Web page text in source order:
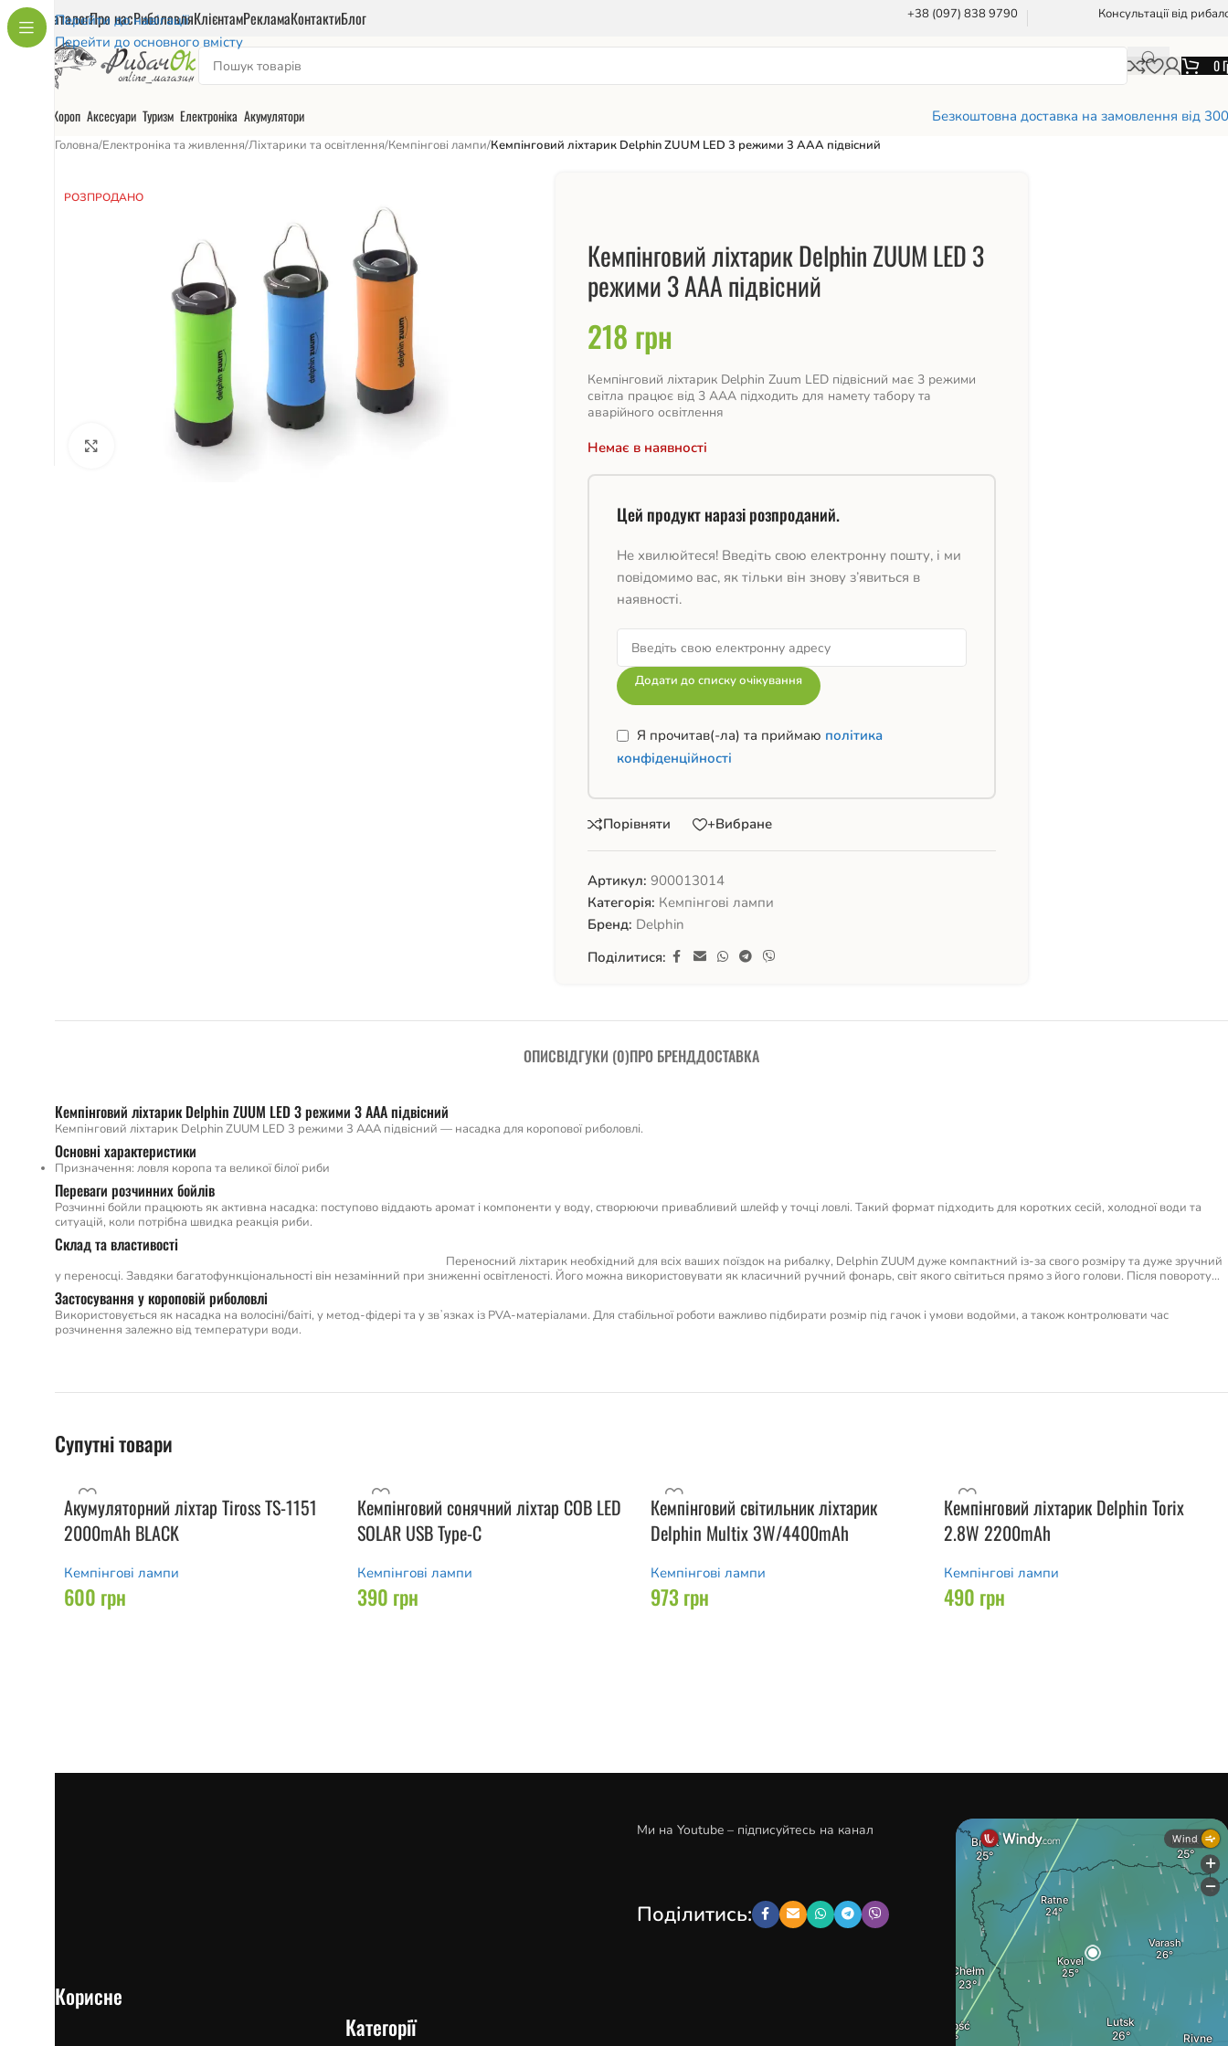
Перейти до навігації
Перейти до основного вмісту
КаталогПро насРиболовляКлієнтамРекламаКонтактиБлог +38 (097) 838 9790 Консультації від
0
Короп Аксесуари Туризм Електроніка Акумулятори Безкоштовна доставка на замовлення від
Головна/Електроніка та живлення/Ліхтарики та освітлення/Кемпінгові лампи/Кемпінговий ліхтарик Delphin ZUUM LED 3 режими 3 AAA підвісний
РОЗПРОДАНО
Натисніть, щоб збільшити
Кемпінговий ліхтарик Delphin ZUUM LED 3
режими 3 AAA підвісний
218 грн
Кемпінговий ліхтарик Delphin Zuum LED підвісний має 3 режими
світла працює від 3 AAA підходить для намету табору та
аварійного освітлення
Немає в наявності
Цей продукт наразі розпроданий.
Не хвилюйтеся! Введіть свою електронну пошту, і ми
повідомимо вас, як тільки він знову з’явиться в
наявності.
Додати до списку очікування
Я прочитав(-ла) та приймаю політика
конфіденційності
Порівняти +Вибране
Артикул: 900013014
Категорія: Кемпінгові лампи
Бренд: Delphin
Поділитися:
ОПИСВІДГУКИ (0)ПРО БРЕНДДОСТАВКА
Кемпінговий ліхтарик Delphin ZUUM LED 3 режими 3 AAA підвісний
Кемпінговий ліхтарик Delphin ZUUM LED 3 режими 3 AAA підвісний — насадка для коропової риболовлі.
Основні характеристики
Призначення: ловля коропа та великої білої риби
Переваги розчинних бойлів
Розчинні бойли працюють як активна насадка: поступово віддають аромат і компоненти у воду, створюючи привабливий шлейф у точці ловлі. Такий формат підходить для коротких сесій, холодної води та
ситуацій, коли потрібна швидка реакція риби.
Склад та властивості
Переносний ліхтарик необхідний для всіх ваших поїздок на рибалку, Delphin ZUUM дуже компактний із-за свого розміру та дуже зручний
у переносці. Завдяки багатофункціональності він незамінний при зниженні освітленості. Його можна використовувати як класичний ручний фонарь, світ якого світиться прямо з його голови. Після повороту…
Застосування у короповій риболовлі
Використовується як насадка на волосіні/баіті, у метод-фідері та у звʼязках із PVA-матеріалами. Для стабільної роботи важливо підбирати розмір під гачок і умови водойми, а також контролювати час
розчинення залежно від температури води.
Супутні товари
Акумуляторний ліхтар Tiross TS-1151
2000mAh BLACK
Кемпінгові лампи
600 грн
Кемпінговий сонячний ліхтар COB LED
SOLAR USB Type-C
Кемпінгові лампи
390 грн
Кемпінговий світильник ліхтарик
Delphin Multix 3W/4400mAh
Кемпінгові лампи
973 грн
Кемпінговий ліхтарик Delphin Torix
2.8W 2200mAh
Кемпінгові лампи
490 грн
Ми на Youtube – підписуйтесь на канал
Поділитись:
Корисне
Категорії